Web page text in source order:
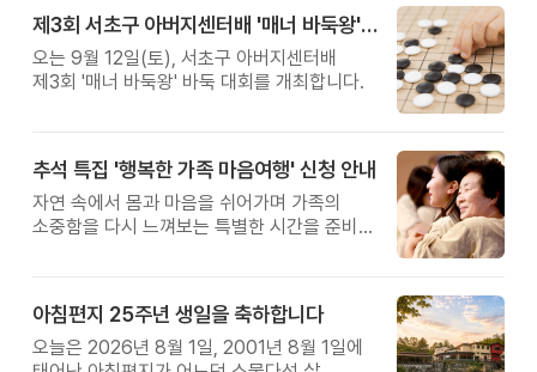
제3회 서초구 아버지센터배 '매너 바둑왕' 대회
오는 9월 12일(토), 서초구 아버지센터배
제3회 '매너 바둑왕' 바둑 대회를 개최합니다.
추석 특집 '행복한 가족 마음여행' 신청 안내
자연 속에서 몸과 마음을 쉬어가며 가족의
소중함을 다시 느껴보는 특별한 시간을 준비해
아침편지 25주년 생일을 축하합니다
오늘은 2026년 8월 1일, 2001년 8월 1일에